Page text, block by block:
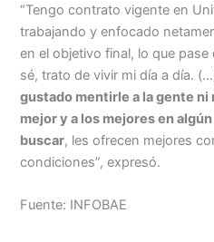
“Tengo contrato vigente en
trabajando y enfocado
en el objetivo final, lo que
sé, trato de vivir mi día a día.
gustado mentirle a la gente ni
mejor y a los mejores en
buscar, les ofrecen mejores
condiciones”, expresó.
Fuente: INFOBAE